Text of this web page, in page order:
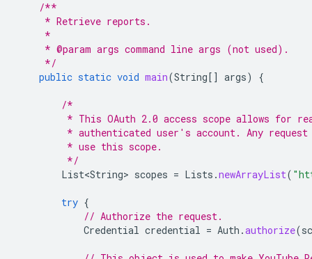
/**
     * Retrieve reports.
     *
     * @param args command line args (not used).
     */
public static void main(String[] args) {
/*
* This OAuth 2.0 access scope allows for
* authenticated user's account. Any
         * use this scope.
         */
List<String> scopes = Lists .newArrayList(
try {
// Authorize the request.
Credential credential = Auth .authorize(